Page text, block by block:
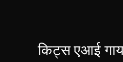
किट्स एआई